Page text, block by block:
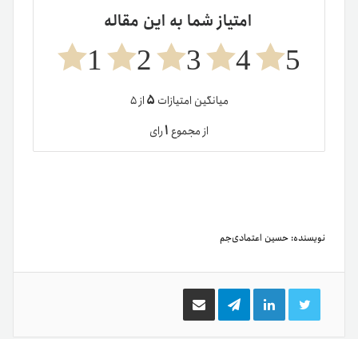
امتیاز شما به این مقاله
5
4
3
2
1
میانگین امتیازات ۵از ۵
از مجموع۱رای
نویسنده: حسین اعتمادی‌جم
توییتر لینکدینتلگرام اشتراک
گذاری